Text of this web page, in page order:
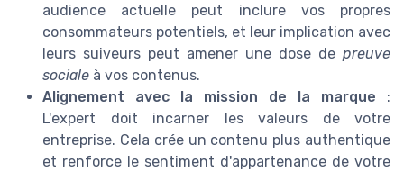
audience actuelle peut inclure vos propres
consommateurs potentiels, et leur implication avec
leurs suiveurs peut amener une dose de preuve
sociale à vos contenus.
Alignement avec la mission de la marque :
L'expert doit incarner les valeurs de votre
entreprise. Cela crée un contenu plus authentique
et renforce le sentiment d'appartenance de votre